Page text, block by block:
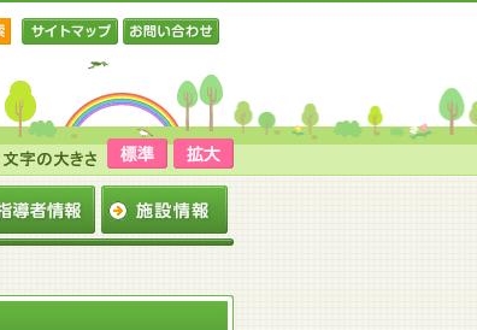
サイトマップ